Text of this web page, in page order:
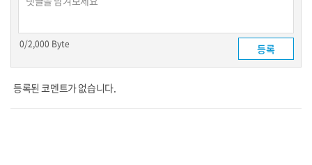
0/2,000 Byte
등록된 코멘트가 없습니다.